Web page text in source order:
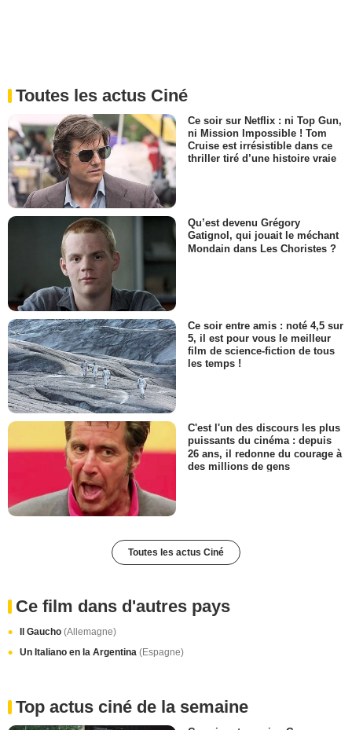
Toutes les actus Ciné
Ce soir sur Netflix : ni Top Gun,
ni Mission Impossible ! Tom
Cruise est irrésistible dans ce
thriller tiré d’une histoire vraie
Qu’est devenu Grégory
Gatignol, qui jouait le méchant
Mondain dans Les Choristes ?
Ce soir entre amis : noté 4,5 sur
5, il est pour vous le meilleur
film de science-fiction de tous
les temps !
C'est l'un des discours les plus
puissants du cinéma : depuis
26 ans, il redonne du courage à
des millions de gens
Toutes les actus Ciné
Ce film dans d'autres pays
Il Gaucho (Allemagne)
Un Italiano en la Argentina (Espagne)
Top actus ciné de la semaine